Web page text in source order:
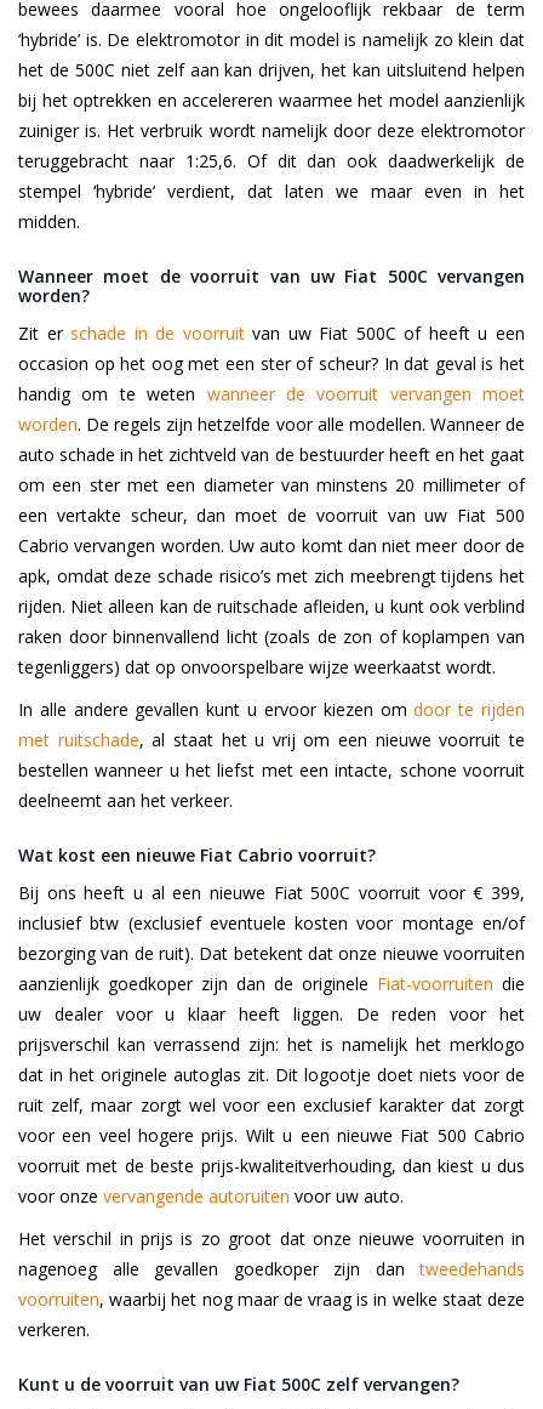
bewees daarmee vooral hoe ongelooflijk rekbaar de term
‘hybride’ is. De elektromotor in dit model is namelijk zo klein dat
het de 500C niet zelf aan kan drijven, het kan uitsluitend helpen
bij het optrekken en accelereren waarmee het model aanzienlijk
zuiniger is. Het verbruik wordt namelijk door deze elektromotor
teruggebracht naar 1:25,6. Of dit dan ook daadwerkelijk de
stempel ‘hybride’ verdient, dat laten we maar even in het
midden.
Wanneer moet de voorruit van uw Fiat 500C vervangen
worden?
Zit erschade in de voorruitvan uw Fiat 500C of heeft u een
occasion op het oog met een ster of scheur? In dat geval is het
handig om te weten wanneer de voorruit vervangen moet
worden. De regels zijn hetzelfde voor alle modellen. Wanneer de
auto schade in het zichtveld van de bestuurder heeft en het gaat
om een ster met een diameter van minstens 20 millimeter of
een vertakte scheur, dan moet de voorruit van uw Fiat 500
Cabrio vervangen worden. Uw auto komt dan niet meer door de
apk, omdat deze schade risico’s met zich meebrengt tijdens het
rijden. Niet alleen kan de ruitschade afleiden, u kunt ook verblind
raken door binnenvallend licht (zoals de zon of koplampen van
tegenliggers) dat op onvoorspelbare wijze weerkaatst wordt.
In alle andere gevallen kunt u ervoor kiezen omdoor te rijden
met ruitschade, al staat het u vrij om een nieuwe voorruit te
bestellen wanneer u het liefst met een intacte, schone voorruit
deelneemt aan het verkeer.
Wat kost een nieuwe Fiat Cabrio voorruit?
Bij ons heeft u al een nieuwe Fiat 500C voorruit voor € 399,
inclusief btw (exclusief eventuele kosten voor montage en/of
bezorging van de ruit). Dat betekent dat onze nieuwe voorruiten
aanzienlijk goedkoper zijn dan de originele Fiat-voorruiten die
uw dealer voor u klaar heeft liggen. De reden voor het
prijsverschil kan verrassend zijn: het is namelijk het merklogo
dat in het originele autoglas zit. Dit logootje doet niets voor de
ruit zelf, maar zorgt wel voor een exclusief karakter dat zorgt
voor een veel hogere prijs. Wilt u een nieuwe Fiat 500 Cabrio
voorruit met de beste prijs-kwaliteitverhouding, dan kiest u dus
voor onze vervangende autoruiten voor uw auto.
Het verschil in prijs is zo groot dat onze nieuwe voorruiten in
nagenoeg alle gevallen goedkoper zijn dantweedehands
voorruiten, waarbij het nog maar de vraag is in welke staat deze
verkeren.
Kunt u de voorruit van uw Fiat 500C zelf vervangen?